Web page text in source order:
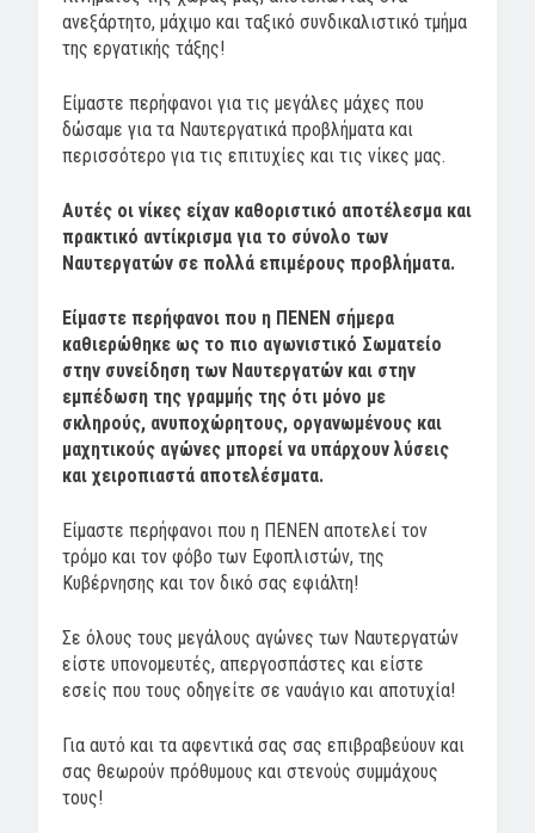
ανεξάρτητο, μάχιμο και ταξικό συνδικαλιστικό τμήμα
της εργατικής τάξης!
Είμαστε περήφανοι για τις μεγάλες μάχες που
δώσαμε για τα Ναυτεργατικά προβλήματα και
περισσότερο για τις επιτυχίες και τις νίκες μας.
Αυτές οι νίκες είχαν καθοριστικό αποτέλεσμα και
πρακτικό αντίκρισμα για το σύνολο των
Ναυτεργατών σε πολλά επιμέρους προβλήματα.
Είμαστε περήφανοι που η ΠΕΝΕΝ σήμερα
καθιερώθηκε ως το πιο αγωνιστικό Σωματείο
στην συνείδηση των Ναυτεργατών και στην
εμπέδωση της γραμμής της ότι μόνο με
σκληρούς, ανυποχώρητους, οργανωμένους και
μαχητικούς αγώνες μπορεί να υπάρχουν λύσεις
και χειροπιαστά αποτελέσματα.
Είμαστε περήφανοι που η ΠΕΝΕΝ αποτελεί τον
τρόμο και τον φόβο των Εφοπλιστών, της
Κυβέρνησης και τον δικό σας εφιάλτη!
Σε όλους τους μεγάλους αγώνες των Ναυτεργατών
είστε υπονομευτές, απεργοσπάστες και είστε
εσείς που τους οδηγείτε σε ναυάγιο και αποτυχία!
Για αυτό και τα αφεντικά σας σας επιβραβεύουν και
σας θεωρούν πρόθυμους και στενούς συμμάχους
τους!